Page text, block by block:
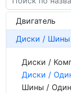
Двигатель
Диски /
Диски /
Диски /
Шины /